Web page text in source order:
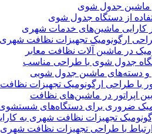
ماشین‌ جدول شوی
از دستگاه جدول‌ شوی
کارایی ماشین‌های خدمات شهری
ارگونومیک تجهیزات نظافت شهری
در ماشین ‌آلات نظافت معابر
جدول ‌شوی با طراحی مناسب
و دسته‌های ماشین جدول ‌شویی
با طراحی ارگونومیک تجهیزات
اپراتور در ماشین‌های نظافت
ضروری برای دستگاه‌های شستشوی
تجهیزات نظافت شهری به
با طراحی تجهیزات نظافت شهری